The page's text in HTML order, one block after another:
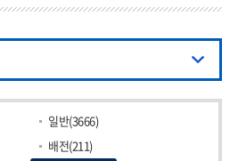
일반(3666)
배전(211)